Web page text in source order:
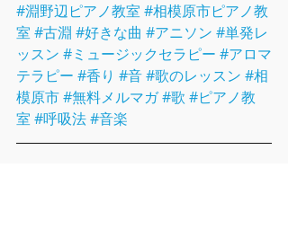
#淵野辺ピアノ教室 #相模原市ピアノ教
室 #古淵 #好きな曲 #アニソン #単発レ
ッスン #ミュージックセラピー #アロマ
テラピー #香り #音#歌のレッスン #相
模原市#無料メルマガ#歌 #ピアノ教
室 #呼吸法#音楽